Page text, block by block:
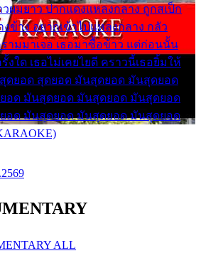
วผมยาว ปากแดงแหลงกลาง ถูกสเป็ก
งข้าง อยากเข้าไปแหลงกลาง กลัว
ามมาเจอ เธอมาซื้อข้าว แต่ก่อนนั้น
งใด เธอไม่เคยไยดี คราวนี้เธอยิ้มให้
ดยอด สุดยอด มันสุดยอด มันสุดยอด
อด มันสุดยอด มันสุดยอด มันสุดยอด
อด มันสุดยอด มันสุดยอด มันสุดยอด
ALL